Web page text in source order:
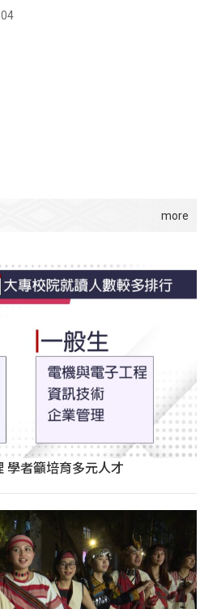
學者籲培育多元人才